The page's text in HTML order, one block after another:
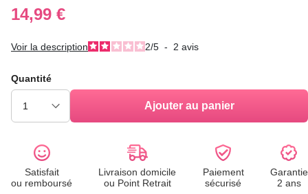
14,99 €
Voir la description 2/5 - 2 avis
Quantité
Ajouter au panier
Satisfait
ou remboursé
Livraison domicile
ou Point Retrait
Paiement
sécurisé
Garantie
2 ans